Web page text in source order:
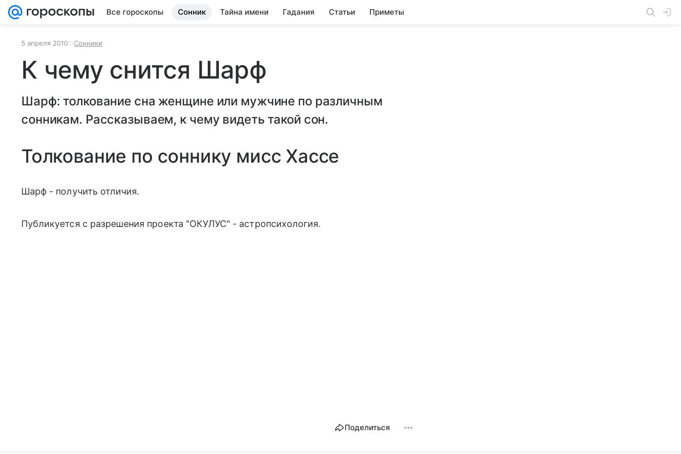
Все гороскопы Сонник Тайна имени Гадания Статьи Приметы
5 апреля 2010 Сонники
К чему снится Шарф
Шарф: толкование сна женщине или мужчине по различным
сонникам. Рассказываем, к чему видеть такой сон.
Толкование по соннику мисс Хассе
Шарф - получить отличия.
Публикуется с разрешения проекта "ОКУЛУС" - астропсихология.
Поделиться